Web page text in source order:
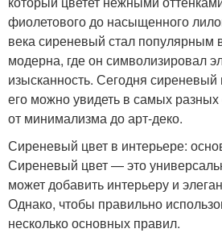
фиолетового до насыщенного
века сиреневый стал популярным
модерна, где он символизировал
изысканность. Сегодня
его можно увидеть в самых
от минимализма до арт-деко.
Сиреневый цвет в интерьере:
Сиреневый цвет — это
может добавить интерьеру и
Однако, чтобы правильно
несколько основных правил.